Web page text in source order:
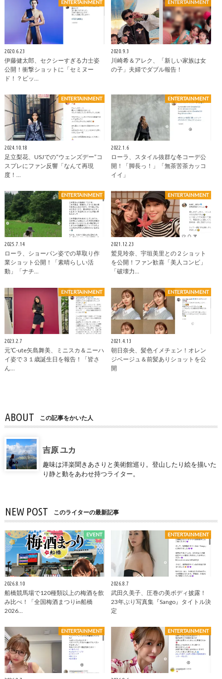
ENTERTAINMENT
2020.6.23
伊藤健太郎、セクシーすぎる力士姿
公開！衝撃ショットに「セミヌー
ド！？ビッ…
ENTERTAINMENT
2020.9.3
川崎希＆アレク、「新しい家族は女
の子」夫婦でダブル報告！
ENTERTAINMENT
2024.10.18
足立梨花、USJでの“ウェンズデー”コ
スプレにファン反響「なんて再現
度！…
ENTERTAINMENT
2022.1.6
ローラ、スタイル抜群な冬コーデ公
開！「脚長っ！」「無茶苦茶カッコ
イイ」
ENTERTAINMENT
2025.7.14
ローラ、ショーパン姿での草取り作
業ショット公開！「素晴らしい活
動」「ナチ…
ENTERTAINMENT
2021.12.23
鷲見玲奈、宇垣美里との２ショット
を公開！ファン歓喜「美人コンビ」
「破壊力…
ENTERTAINMENT
2023.2.7
元℃-ute矢島舞美、ミニスカ＆ニーハ
イ姿で３１歳誕生日を報告！「皆さ
ん…
ENTERTAINMENT
2021.4.13
朝日奈央、髪色イメチェン！オレン
ジベージュ＆前髪ありショットを公
開
ABOUT この記事をかいた人
吉原 ユカ
趣味は洋楽聞きあさりと美術館巡り。登山したり絵を描いた
り静と動をあわせ持つライター。
NEW POST このライターの最新記事
EVENT
2026.8.10
船橋競馬場で120種類以上の梅酒を飲
み比べ！「全国梅酒まつりin船橋
2026…
ENTERTAINMENT
2026.8.7
武田久美子、圧巻の美ボディ披露！
23年ぶり写真集『Sango』タイトル決
定
ENTERTAINMENT ENTERTAINMENT